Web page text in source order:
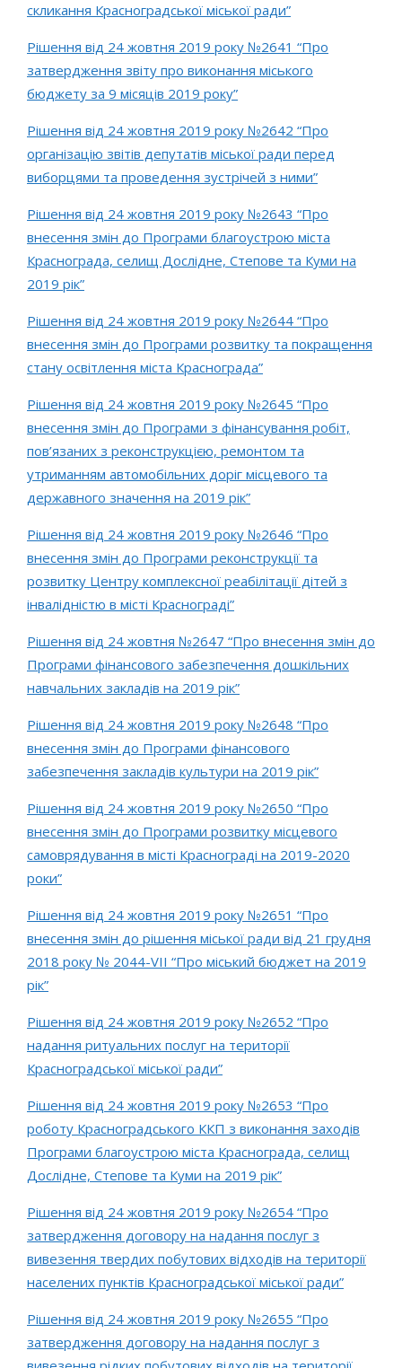
скликання Красноградської міської ради”
Рішення від 24 жовтня 2019 року №2641 “Про
затвердження звіту про виконання міського
бюджету за 9 місяців 2019 року”
Рішення від 24 жовтня 2019 року №2642 “Про
організацію звітів депутатів міської ради перед
виборцями та проведення зустрічей з ними”
Рішення від 24 жовтня 2019 року №2643 “Про
внесення змін до Програми благоустрою міста
Краснограда, селищ Дослідне, Степове та Куми на
2019 рік”
Рішення від 24 жовтня 2019 року №2644 “Про
внесення змін до Програми розвитку та покращення
стану освітлення міста Краснограда”
Рішення від 24 жовтня 2019 року №2645 “Про
внесення змін до Програми з фінансування робіт,
пов’язаних з реконструкцією, ремонтом та
утриманням автомобільних доріг місцевого та
державного значення на 2019 рік”
Рішення від 24 жовтня 2019 року №2646 “Про
внесення змін до Програми реконструкції та
розвитку Центру комплексної реабілітації дітей з
інвалідністю в місті Краснограді”
Рішення від 24 жовтня №2647 “Про внесення змін до
Програми фінансового забезпечення дошкільних
навчальних закладів на 2019 рік”
Рішення від 24 жовтня 2019 року №2648 “Про
внесення змін до Програми фінансового
забезпечення закладів культури на 2019 рік”
Рішення від 24 жовтня 2019 року №2650 “Про
внесення змін до Програми розвитку місцевого
самоврядування в місті Краснограді на 2019-2020
роки”
Рішення від 24 жовтня 2019 року №2651 “Про
внесення змін до рішення міської ради від 21 грудня
2018 року № 2044-VIІ “Про міський бюджет на 2019
рік”
Рішення від 24 жовтня 2019 року №2652 “Про
надання ритуальних послуг на території
Красноградської міської ради”
Рішення від 24 жовтня 2019 року №2653 “Про
роботу Красноградського ККП з виконання заходів
Програми благоустрою міста Краснограда, селищ
Дослідне, Степове та Куми на 2019 рік”
Рішення від 24 жовтня 2019 року №2654 “Про
затвердження договору на надання послуг з
вивезення твердих побутових відходів на території
населених пунктів Красноградської міської ради”
Рішення від 24 жовтня 2019 року №2655 “Про
затвердження договору на надання послуг з